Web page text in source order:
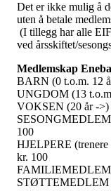
Det er ikke mulig å
uten å betale
(I tillegg har alle
ved årsskiftet/
Medlemskap
BARN (0 t.o.m. 12
UNGDOM (13
VOKSEN (20 år ->)
100
HJELPERE (trenere
kr. 100
STØTTEMEDLEM